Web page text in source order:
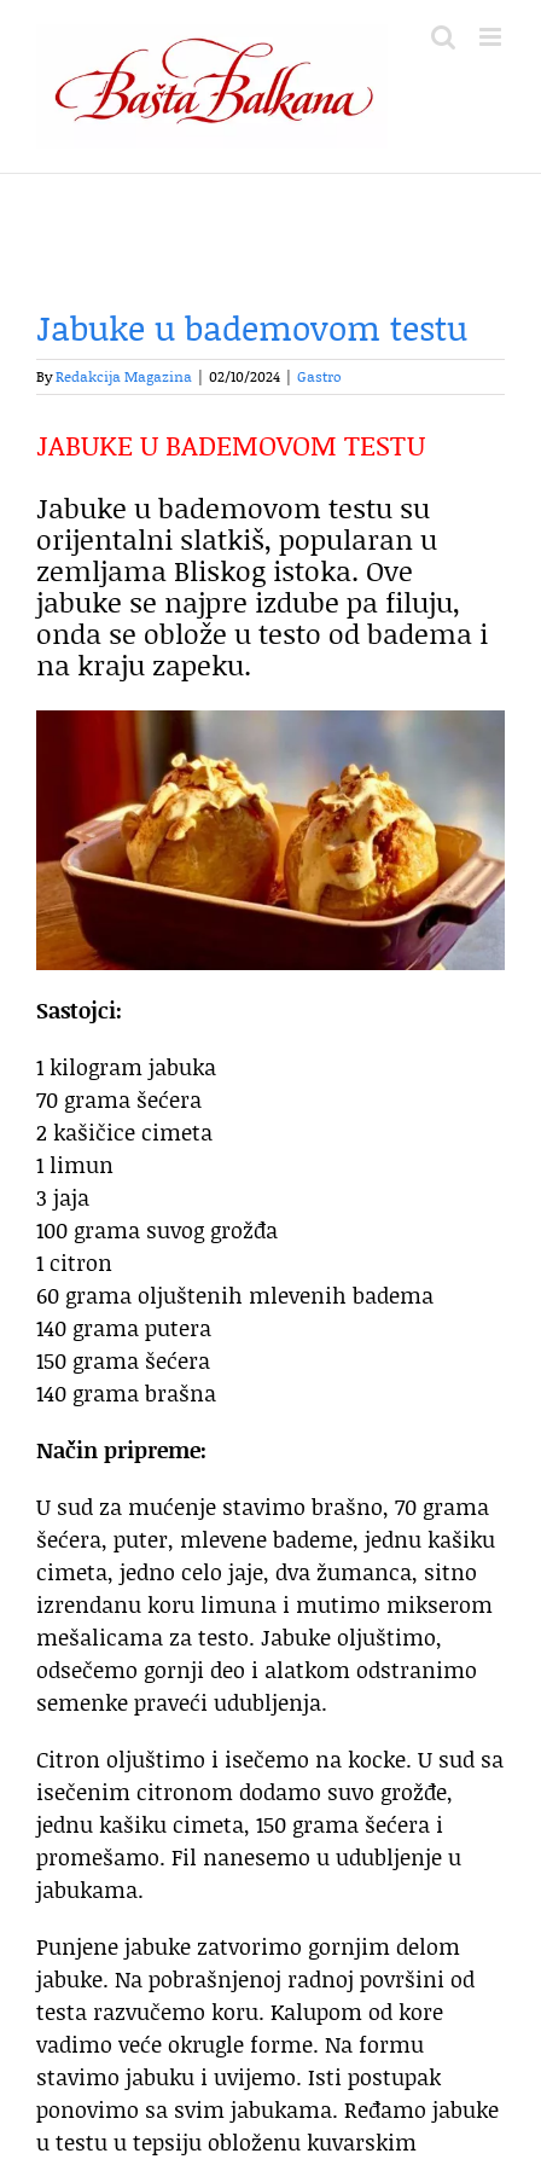
content
Jabuke u bademovom testu
ByRedakcija Magazina 02/10/2024 Gastro
JABUKE U BADEMOVOM TESTU
Jabuke u bademovom testu su
orijentalni slatkiš, popularan u
zemljama Bliskog istoka. Ove
jabuke se najpre izdube pa filuju,
onda se oblože u testo od badema i
na kraju zapeku.
Sastojci:
1 kilogram jabuka
70 grama šećera
2 kašičice cimeta
1 limun
3 jaja
100 grama suvog grožđa
1 citron
60 grama oljuštenih mlevenih badema
140 grama putera
150 grama šećera
140 grama brašna
Način pripreme:
U sud za mućenje stavimo brašno, 70 grama
šećera, puter, mlevene bademe, jednu kašiku
cimeta, jedno celo jaje, dva žumanca, sitno
izrendanu koru limuna i mutimo mikserom
mešalicama za testo. Jabuke oljuštimo,
odsečemo gornji deo i alatkom odstranimo
semenke praveći udubljenja.
Citron oljuštimo i isečemo na kocke. U sud sa
isečenim citronom dodamo suvo grožđe,
jednu kašiku cimeta, 150 grama šećera i
promešamo. Fil nanesemo u udubljenje u
jabukama.
Punjene jabuke zatvorimo gornjim delom
jabuke. Na pobrašnjenoj radnoj površini od
testa razvučemo koru. Kalupom od kore
vadimo veće okrugle forme. Na formu
stavimo jabuku i uvijemo. Isti postupak
ponovimo sa svim jabukama. Ređamo jabuke
u testu u tepsiju obloženu kuvarskim